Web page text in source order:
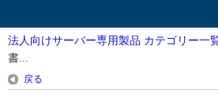
法人向けサーバー専用製品 カテゴリー一
書...
戻る